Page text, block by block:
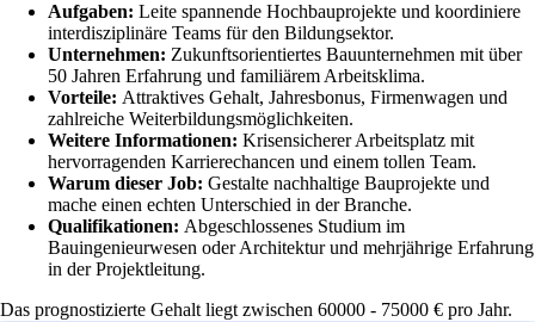
Aufgaben: Leite spannende Hochbauprojekte und koordiniere
interdisziplinäre Teams für den Bildungsektor.
Unternehmen: Zukunftsorientiertes Bauunternehmen mit über
50 Jahren Erfahrung und familiärem Arbeitsklima.
Vorteile: Attraktives Gehalt, Jahresbonus, Firmenwagen und
zahlreiche Weiterbildungsmöglichkeiten.
Weitere Informationen: Krisensicherer Arbeitsplatz mit
hervorragenden Karrierechancen und einem tollen Team.
Warum dieser Job: Gestalte nachhaltige Bauprojekte und
mache einen echten Unterschied in der Branche.
Qualifikationen: Abgeschlossenes Studium im
Bauingenieurwesen oder Architektur und mehrjährige Erfahrung
in der Projektleitung.
Das prognostizierte Gehalt liegt zwischen 60000 - 75000 € pro Jahr.